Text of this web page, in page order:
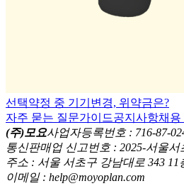
선택약정 중 기기변경, 위약금은?
자주 묻는 질문가이드공지사항채용
(주)모요사업자등록번호 : 716-87-
통신판매업 신고번호 : 2025-서울서
주소 : 서울 서초구 강남대로 343 11
이메일 : help@moyoplan.com